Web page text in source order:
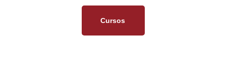
Cursos